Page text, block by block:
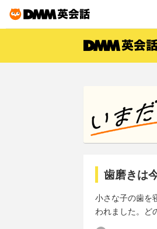
歯磨きは
小さな子の歯を
われました。ど